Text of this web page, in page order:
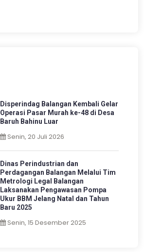
Disperindag Balangan Kembali Gelar
Operasi Pasar Murah ke-48 di Desa
Baruh Bahinu Luar
Senin, 20 Juli 2026
Dinas Perindustrian dan
Perdagangan Balangan Melalui Tim
Metrologi Legal Balangan
Laksanakan Pengawasan Pompa
Ukur BBM Jelang Natal dan Tahun
Baru 2025
Senin, 15 Desember 2025